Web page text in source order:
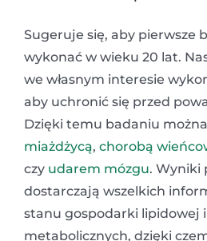
Sugeruje się, aby pierwsze
wykonać w wieku 20 lat.
we własnym interesie
aby uchronić się przed
Dzięki temu badaniu
miażdżycą, chorobą
czy udarem mózgu. Wyniki
dostarczają wszelkich
stanu gospodarki lipidowej
metabolicznych, dzięki